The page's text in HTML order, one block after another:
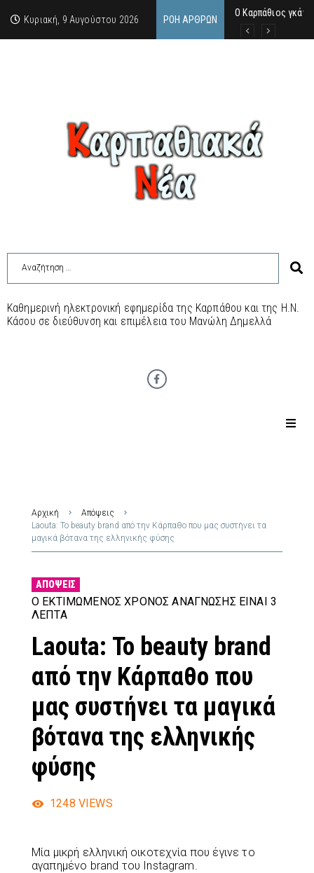
Κυριακή, 9 Αυγούστου 2026 ΡΟΉ ΆΡΘΡΩΝ
Ο Καρπάθιος
Από την πέτρα
Η Κάρπαθος υπό
Καθημερινή ηλεκτρονική εφημερίδα της Καρπάθου και της Η.Ν.
Κάσου σε διεύθυνση και επιμέλεια του Μανώλη Δημελλά
Αρχική
Απόψεις
Laouta: Το beauty brand από την Κάρπαθο που μας συστήνει τα
μαγικά βότανα της ελληνικής φύσης
ΑΠΌΨΕΙΣ
Ο ΕΚΤΙΜΏΜΕΝΟΣ ΧΡΌΝΟΣ ΑΝΆΓΝΩΣΗΣ ΕΊΝΑΙ 3
ΛΕΠΤΆ
Laouta: Το beauty brand
από την Κάρπαθο που
μας συστήνει τα μαγικά
βότανα της ελληνικής
φύσης
1248 VIEWS
Μία μικρή ελληνική οικοτεχνία που έγινε το
αγαπημένο brand του Instagram.